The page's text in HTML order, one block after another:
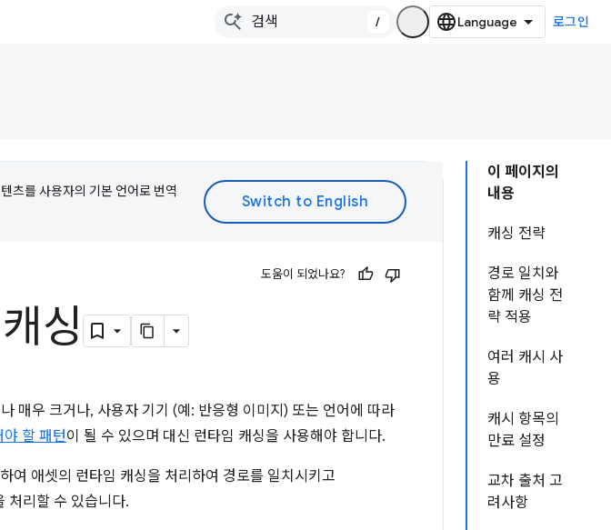
/ 로그인
이 페이지의
내용
캐싱 전략
경로 일치와
함께 캐싱 전
략 적용
여러 캐시 사
용
캐시 항목의
만료 설정
교차 출처 고
려사항
츠를 사용자의 기본 언어로 번역
도움이 되었나요?
싱
매우 크거나, 사용자 기기 (예: 반응형 이미지) 또는 언어에 따라
할 패턴이 될 수 있으며 대신 런타임 캐싱을 사용해야 합니다.
여 애셋의 런타임 캐싱을 처리하여 경로를 일치시키고
처리할 수 있습니다.